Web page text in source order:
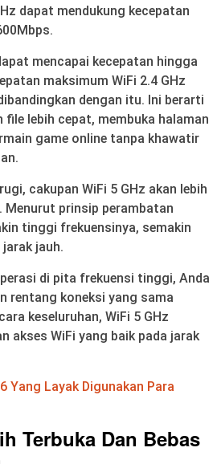
dapat mendukung kecepatan
mencapai kecepatan hingga
maksimum WiFi 2.4 GHz
dengan itu. Ini berarti
file lebih cepat, membuka halaman
game online tanpa khawatir
cakupan WiFi 5 GHz akan lebih
Menurut prinsip perambatan
tinggi frekuensinya, semakin
jauh.
di pita frekuensi tinggi, Anda
rentang koneksi yang sama
keseluruhan, WiFi 5 GHz
akses WiFi yang baik pada jarak
Yang Layak Digunakan Para
Terbuka Dan Bebas